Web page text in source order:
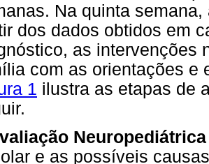
Na quinta
dos dados obtidos em
as intervenções
com as orientações e
1 ilustra as etapas de
Neuropediátrica
e as possíveis